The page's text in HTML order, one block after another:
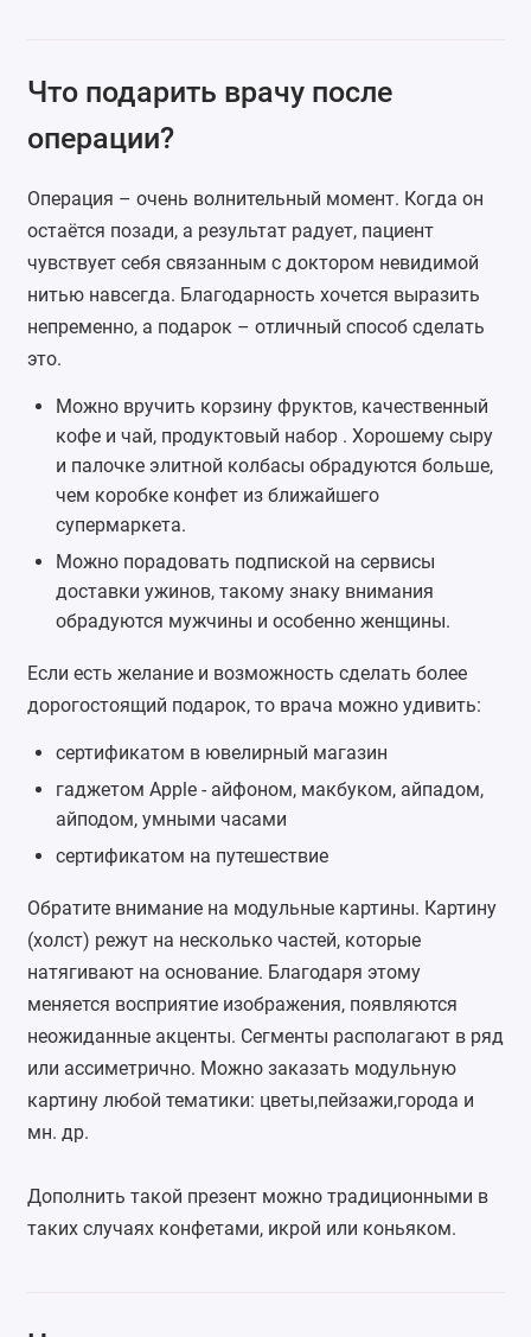
Что подарить врачу после
операции?
Операция – очень волнительный момент. Когда он
остаётся позади, а результат радует, пациент
чувствует себя связанным с доктором невидимой
нитью навсегда. Благодарность хочется выразить
непременно, а подарок – отличный способ сделать
это.
Можно вручить корзину фруктов, качественный
кофе и чай, продуктовый набор . Хорошему сыру
и палочке элитной колбасы обрадуются больше,
чем коробке конфет из ближайшего
супермаркета.
Можно порадовать подпиской на сервисы
доставки ужинов, такому знаку внимания
обрадуются мужчины и особенно женщины.
Если есть желание и возможность сделать более
дорогостоящий подарок, то врача можно удивить:
сертификатом в ювелирный магазин
гаджетом Apple - айфоном, макбуком, айпадом,
айподом, умными часами
сертификатом на путешествие
Обратите внимание на модульные картины. Картину
(холст) режут на несколько частей, которые
натягивают на основание. Благодаря этому
меняется восприятие изображения, появляются
неожиданные акценты. Сегменты располагают в ряд
или ассиметрично. Можно заказать модульную
картину любой тематики: цветы,пейзажи,города и
мн. др.
Дополнить такой презент можно традиционными в
таких случаях конфетами, икрой или коньяком.